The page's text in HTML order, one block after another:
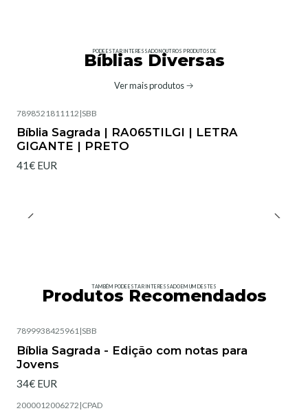
PODE ESTAR INTERESSADO NOUTROS PRODUTOS DE
Bíblias Diversas
Ver mais produtos
7898521811112 |SBB
Bíblia Sagrada | RA065TILGI | LETRA
GIGANTE | PRETO
41€ EUR
TAMBÉM PODE ESTAR INTERESSADO EM UM DESTES
Produtos Recomendados
7899938425961|SBB
Bíblia Sagrada - Edição com notas para
Jovens
34€ EUR
2000012006272 |CPAD